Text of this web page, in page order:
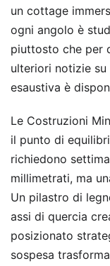
un cottage
ogni angolo è
piuttosto che per
ulteriori notizie
esaustiva è
Le Costruzioni
il punto di
richiedono
millimetrati, ma
Un pilastro di
assi di quercia
posizionato
sospesa